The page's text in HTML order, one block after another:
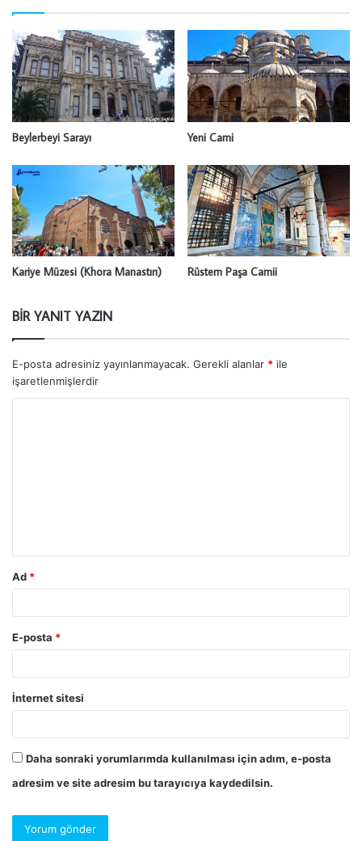
Beylerbeyi Sarayı Yeni Cami
Kariye Müzesi (Khora Manastırı) Rüstem Paşa Camii
BIR YANIT YAZIN
E-posta adresiniz yayınlanmayacak. Gerekli alanlar * ile
işaretlenmişlerdir
Ad *
E-posta *
İnternet sitesi
Daha sonraki yorumlarımda kullanılması için adım, e-posta
adresim ve site adresim bu tarayıcıya kaydedilsin.